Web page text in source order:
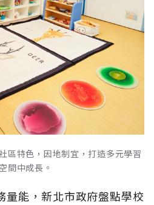
區特色，因地制宜，打造多元學習
間中成長。
量能，新北市政府盤點學校